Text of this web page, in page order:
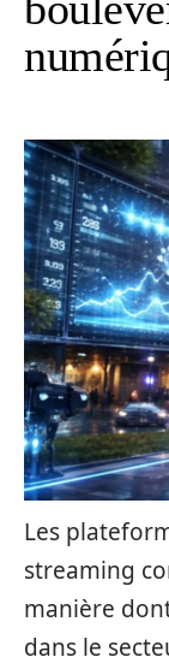
Les
streaming
manière
dans le